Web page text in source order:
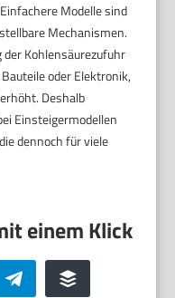
Modelle sind
Mechanismen.
Kohlensäurezufuhr
oder Elektronik,
Deshalb
Einsteigermodellen
dennoch für viele
Telegram Buffer